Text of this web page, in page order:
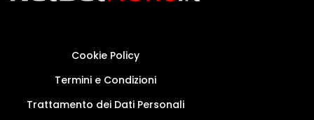
Cookie Policy
Termini e Condizioni
Trattamento dei Dati Personali